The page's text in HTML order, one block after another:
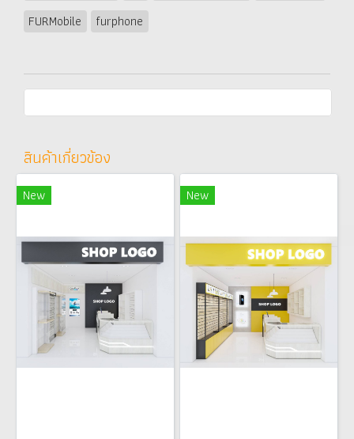
FURMobile
furphone
สินค้าเกี่ยวข้อง
New New